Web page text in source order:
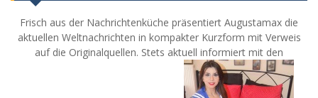
Frisch aus der Nachrichtenküche präsentiert Augustamax die
aktuellen Weltnachrichten in kompakter Kurzform mit Verweis
auf die Originalquellen. Stets aktuell informiert mit den